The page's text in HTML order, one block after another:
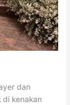
dan
di kenakan